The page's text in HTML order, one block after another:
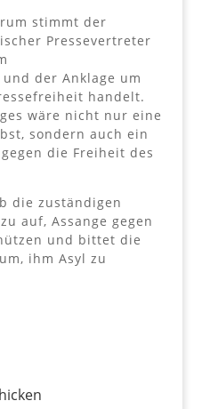
stimmt der
Pressevertreter
der Anklage um
handelt.
wäre nicht nur eine
sondern auch ein
die Freiheit des
die zuständigen
auf, Assange gegen
und bittet die
ihm Asyl zu